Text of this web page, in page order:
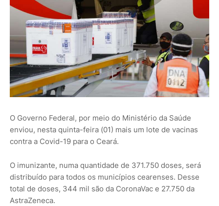
O Governo Federal, por meio do Ministério da Saúde
enviou, nesta quinta-feira (01) mais um lote de vacinas
contra a Covid-19 para o Ceará.
O imunizante, numa quantidade de 371.750 doses, será
distribuído para todos os municípios cearenses. Desse
total de doses, 344 mil são da CoronaVac e 27.750 da
AstraZeneca.